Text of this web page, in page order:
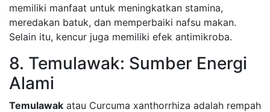
memiliki manfaat untuk meningkatkan stamina,
meredakan batuk, dan memperbaiki nafsu makan.
Selain itu, kencur juga memiliki efek antimikroba.
8. Temulawak: Sumber Energi
Alami
Temulawak atau Curcuma xanthorrhiza adalah rempah